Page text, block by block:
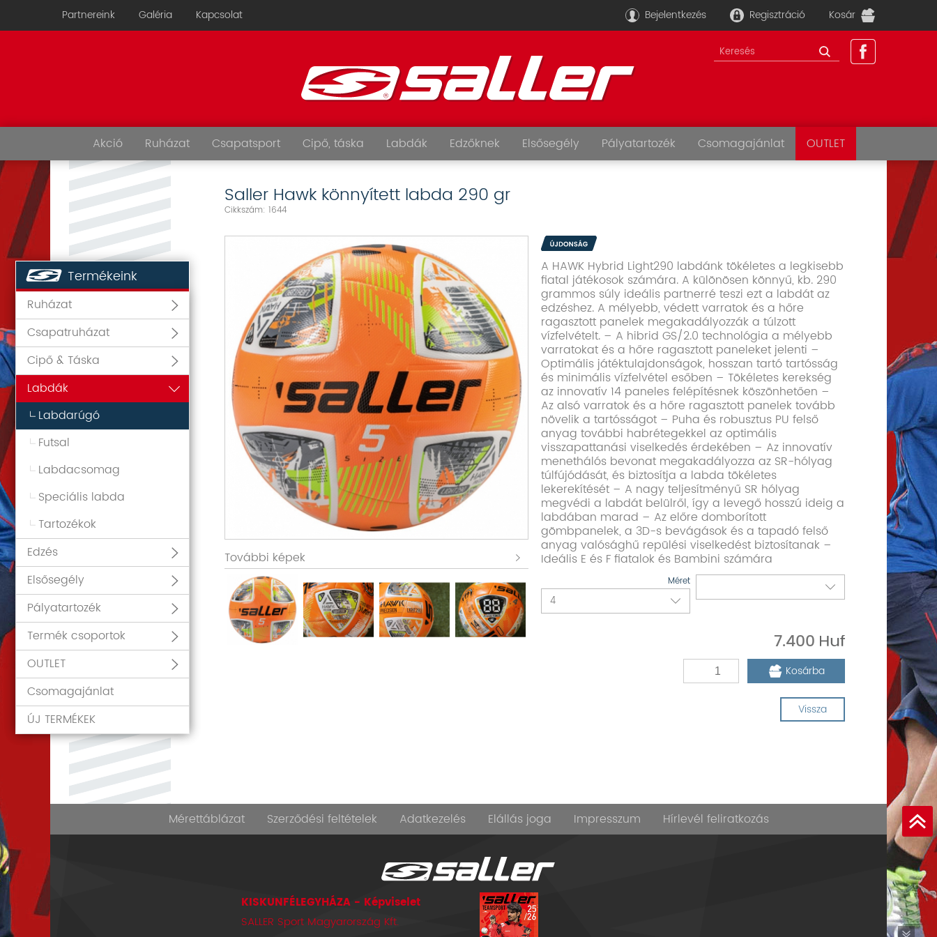
Partnereink Galéria Kapcsolat Bejelentkezés Regisztráció Kosár
Akció Ruházat Csapatsport Cipő, táska Labdák Edzőknek Elsősegély Pályatartozék Csomagajánlat OUTLET
Termékeink
Ruházat
Csapatruházat
Cipő & Táska
Labdák
Labdarúgó
Futsal
Labdacsomag
Speciális labda
Tartozékok
Edzés
Elsősegély
Pályatartozék
Termék csoportok
OUTLET
Csomagajánlat
ÚJ TERMÉKEK
Saller Hawk könnyített labda 290 gr
Cikkszám: 1644
További képek
A HAWK Hybrid Light290 labdánk tökéletes a legkisebb
fiatal játékosok számára. A különösen könnyű, kb. 290
grammos súly ideális partnerré teszi ezt a labdát az
edzéshez. A mélyebb, védett varratok és a hőre
ragasztott panelek megakadályozzák a túlzott
vízfelvételt. – A hibrid GS/2.0 technológia a mélyebb
varratokat és a hőre ragasztott paneleket jelenti –
Optimális játéktulajdonságok, hosszan tartó tartósság
és minimális vízfelvétel esőben – Tökéletes kerekség
az innovatív 14 paneles felépítésnek köszönhetően –
Az alsó varratok és a hőre ragasztott panelek tovább
növelik a tartósságot – Puha és robusztus PU felső
anyag további habrétegekkel az optimális
visszapattanási viselkedés érdekében – Az innovatív
menethálós bevonat megakadályozza az SR-hólyag
túlfújódását, és biztosítja a labda tökéletes
lekerekítését – A nagy teljesítményű SR hólyag
megvédi a labdát belülről, így a levegő hosszú ideig a
labdában marad – Az előre domborított
gömbpanelek, a 3D-s bevágások és a tapadó felső
anyag valósághű repülési viselkedést biztosítanak –
Ideális E és F fiatalok és Bambini számára
Méret
7.400
Kosárba
Vissza
Mérettáblázat Szerződési feltételek Adatkezelés Elállás joga Impresszum Hírlevél feliratkozás
KISKUNFÉLEGYHÁZA - Képviselet
SALLER Sport Magyarország Kft.